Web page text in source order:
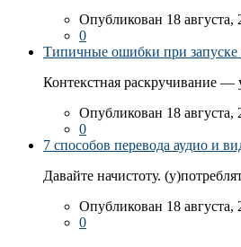
Опубликован 18 августа,
0
Типичные ошибки при запуске
Контекстная раскручивание —
Опубликован 18 августа,
0
7 способов перевода аудио и
Давайте начистоту.
Опубликован 18 августа,
0